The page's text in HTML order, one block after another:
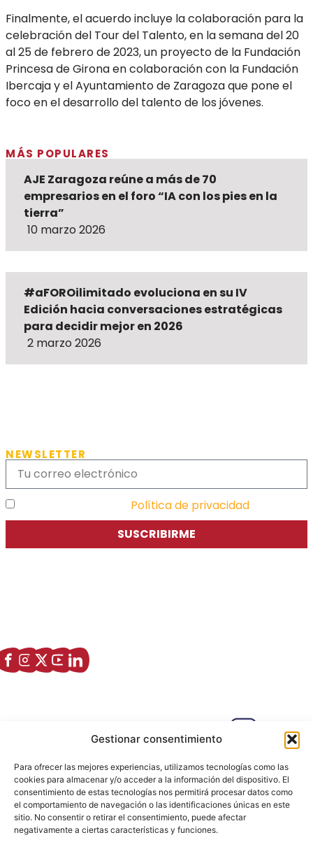
Gestionar consentimiento
Para ofrecer las mejores experiencias, utilizamos tecnologías como las
cookies para almacenar y/o acceder a la información del dispositivo. El
consentimiento de estas tecnologías nos permitirá procesar datos como
el comportamiento de navegación o las identificaciones únicas en este
sitio. No consentir o retirar el consentimiento, puede afectar
negativamente a ciertas características y funciones.
Finalmente, el acuerdo incluye la colaboración para la
celebración del Tour del Talento, en la semana del 20
al 25 de febrero de 2023, un proyecto de la Fundación
Princesa de Girona en colaboración con la Fundación
Ibercaja y el Ayuntamiento de Zaragoza que pone el
foco en el desarrollo del talento de los jóvenes.
MÁS POPULARES
AJE Zaragoza reúne a más de 70
empresarios en el foro “IA con los pies en la
tierra”
10 marzo 2026
#aFOROilimitado evoluciona en su IV
Edición hacia conversaciones estratégicas
para decidir mejor en 2026
2 marzo 2026
NEWSLETTER
Política de privacidad
SUSCRIBIRME
Hiberus Ecosystem Lab 50009 –
633 26 72 64
info@ajezaragoza.com
Aviso legal|Política de privacidad|Política de cookies